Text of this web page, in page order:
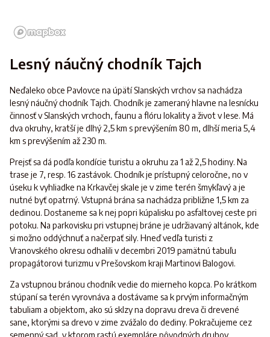
Lesný náučný chodník Tajch
Neďaleko obce Pavlovce na úpätí Slanských vrchov sa nachádza
lesný náučný chodník Tajch. Chodník je zameraný hlavne na lesnícku
činnosť v Slanských vrchoch, faunu a flóru lokality a život v lese. Má
dva okruhy, kratší je dlhý 2,5 km s prevýšením 80 m, dlhší meria 5,4
km s prevýšením až 230 m.
Prejsť sa dá podľa kondície turistu a okruhu za 1 až 2,5 hodiny. Na
trase je 7, resp. 16 zastávok. Chodník je prístupný celoročne, no v
úseku k vyhliadke na Krkavčej skale je v zime terén šmykľavý a je
nutné byť opatrný. Vstupná brána sa nachádza približne 1,5 km za
dedinou. Dostaneme sa k nej popri kúpalisku po asfaltovej ceste pri
potoku. Na parkovisku pri vstupnej bráne je udržiavaný altánok, kde
si možno oddýchnuť a načerpať sily. Hneď vedľa turisti z
Vranovského okresu odhalili v decembri 2019 pamätnú tabuľu
propagátorovi turizmu v Prešovskom kraji Martinovi Balogovi.
Za vstupnou bránou chodník vedie do mierneho kopca. Po krátkom
stúpaní sa terén vyrovnáva a dostávame sa k prvým informačným
tabuliam a objektom, ako sú sklzy na dopravu dreva či drevené
sane, ktorými sa drevo v zime zvážalo do dediny. Pokračujeme cez
semenný sad, v ktorom rastú exempláre pôvodných druhov